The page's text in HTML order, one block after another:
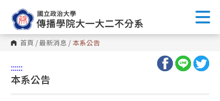
首頁 /最新消息 / 本系公告
::::::
本系公告